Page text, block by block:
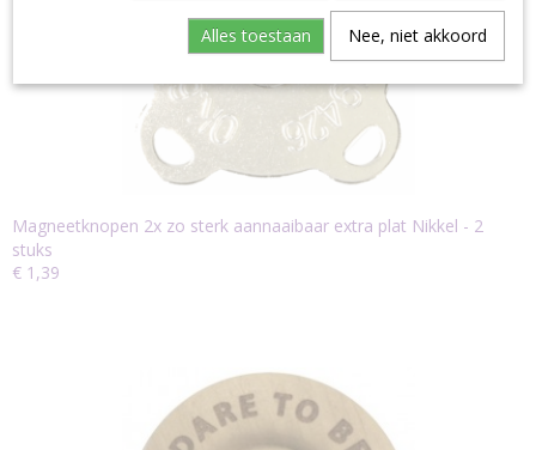
Magneetknopen 2x zo sterk aannaaibaar extra plat Nikkel - 2
stuks
€ 1,39
Alles toestaan Nee, niet akkoord